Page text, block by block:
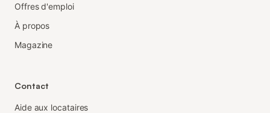
Offres d'emploi
À propos
Magazine
Contact
Aide aux locataires